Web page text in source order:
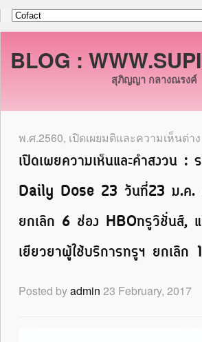
BLOG :
สุภิญญา กลางณรงค์
พ.ศ.2560, เปิดเผยมติและความเห็นต่าง
เปิดเผยความเห็นและคำสงวน :
Daily Dose 23 วันที่23 ม.ค.
ยกเลิก 6 ช่อง HBOทรูวิชั่นส์,
เยียวยาผู้ใช้บริการทรูฯ ยกเลิก
Posted byadmin 23 February, 2017